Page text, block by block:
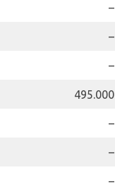
–
–
–
495.000
–
–
–